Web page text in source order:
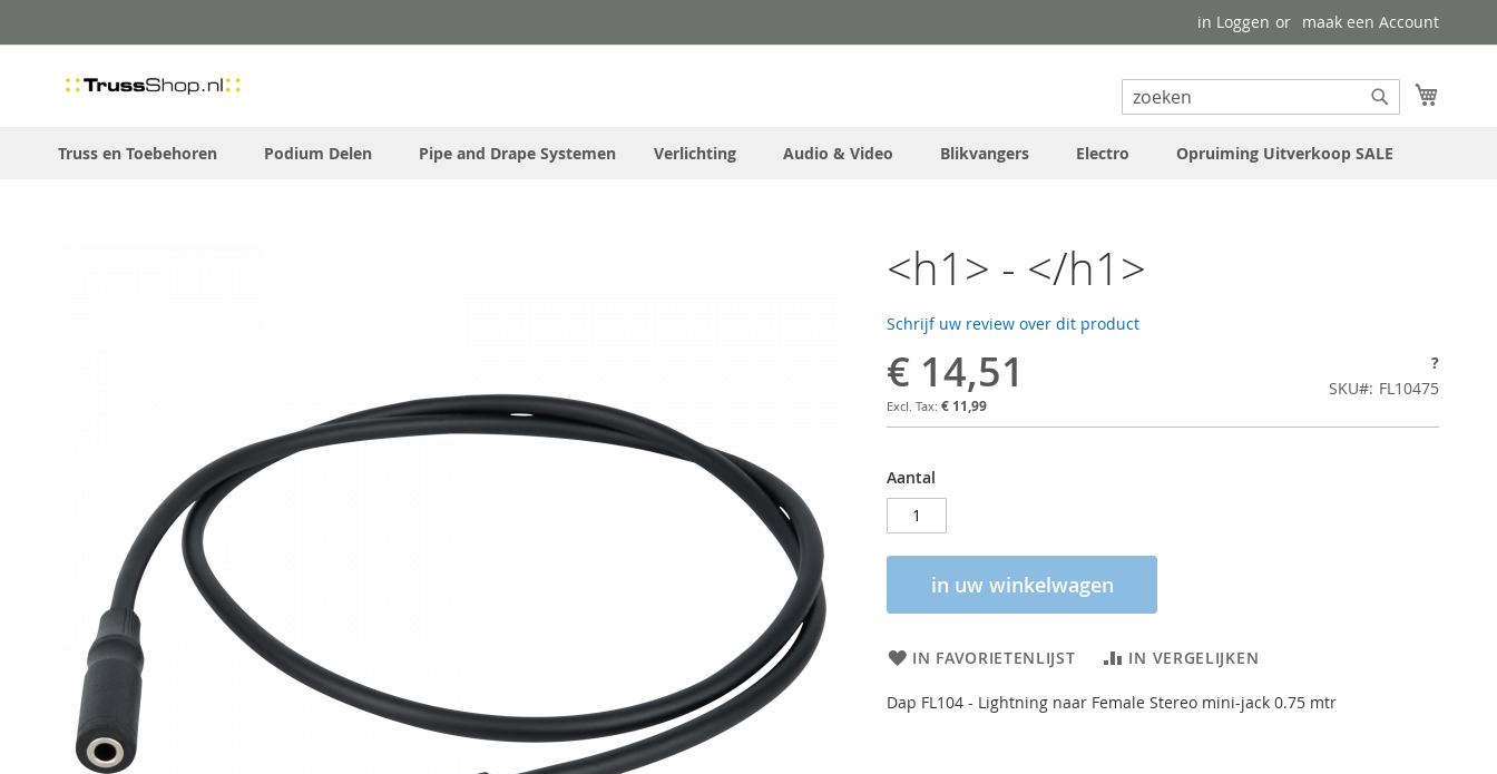
to
in Loggen maak een Account
Search
Truss en Toebehoren
Podium Delen Pipe and Drape Systemen Verlichting Audio & Video Blikvangers Electro Opruiming Uitverkoop SALE
<h1> - </h1>
Schrijf uw review over dit product
€ 14,51
€ 11,99
?
SKU
FL10475
Aantal
in uw winkelwagen
IN FAVORIETENLIJST IN VERGELIJKEN
Dap FL104 - Lightning naar Female Stereo mini-jack 0.75 mtr